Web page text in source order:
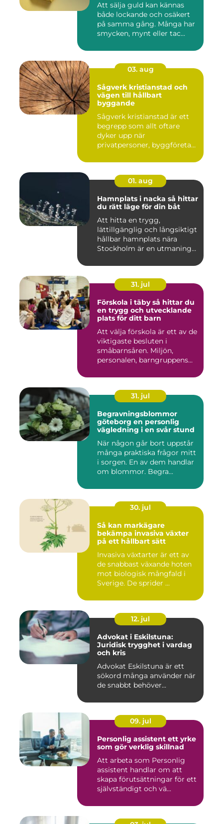
Att sälja guld kan kännas
både lockande och osäkert
på samma gång. Många har
smycken, mynt eller tac...
03. aug
Sågverk kristianstad och
vägen till hållbart
byggande
Sågverk kristianstad är ett
begrepp som allt oftare
dyker upp när
privatpersoner, byggföretag
01. aug
Hamnplats i nacka så hittar
du rätt läge för din båt
Att hitta en trygg,
lättillgänglig och långsiktigt
hållbar hamnplats nära
Stockholm är en utmaning
31. jul
Förskola i täby så hittar du
en trygg och utvecklande
plats för ditt barn
Att välja förskola är ett av de
viktigaste besluten i
småbarnsåren. Miljön,
personalen, barngruppens...
31. jul
Begravningsblommor
göteborg en personlig
vägledning i en svår stund
När någon går bort uppstår
många praktiska frågor mitt
i sorgen. En av dem handlar
om blommor. Begra...
30. jul
Så kan markägare
bekämpa invasiva växter
på ett hållbart sätt
Invasiva växtarter är ett av
de snabbast växande hoten
mot biologisk mångfald i
Sverige. De sprider ...
12. jul
Advokat i Eskilstuna:
Juridisk trygghet i vardag
och kris
Advokat Eskilstuna är ett
sökord många använder när
de snabbt behöver...
09. jul
Personlig assistent ett yrke
som gör verklig skillnad
Att arbeta som Personlig
assistent handlar om att
skapa förutsättningar för ett
självständigt och vä...